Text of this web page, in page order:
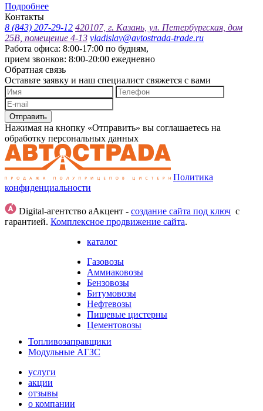
Подробнее
Контакты
8 (843) 207-29-12 420107, г. Казань, ул. Петербургская, дом
25В, помещение 4-13 vladislav@avtostrada-trade.ru
Работа офиса: 8:00-17:00 по будням,
прием звонков: 8:00-20:00 ежедневно
Обратная связь
Оставьте заявку и наш специалист свяжется с вами
Отправить
Нажимая на кнопку «Отправить» вы соглашаетесь на
обработку персональных данных
Политика
конфиденциальности
Digital-агентство аАкцент - создание сайта под ключ с
гарантией. Комплексное продвижение сайта.
каталог
Газовозы
Аммиаковозы
Бензовозы
Битумовозы
Нефтевозы
Пищевые цистерны
Цементовозы
Топливозаправщики
Модульные АГЗС
услуги
акции
отзывы
о компании